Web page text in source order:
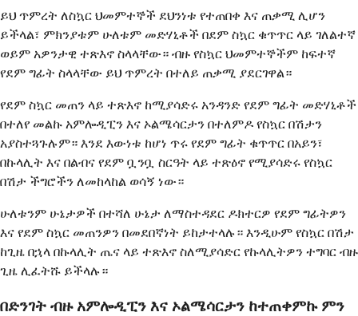
ይህ ጥምረት ለስኳር ህመምተኞች ደህንነቱ የተጠበቀ እና ጠቃሚ ሊሆን
ይችላል፣ ምክንያቱም ሁለቱም መድሃኒቶች በደም ስኳር ቁጥጥር ላይ ገለልተኛ
ወይም አዎንታዊ ተጽእኖ ስላላቸው። ብዙ የስኳር ህመምተኞችም ከፍተኛ
የደም ግፊት ስላላቸው ይህ ጥምረት በተለይ ጠቃሚ ያደርገዋል።
የደም ስኳር መጠን ላይ ተጽእኖ ከሚያሳድሩ አንዳንድ የደም ግፊት መድሃኒቶች
በተለየ መልኩ አምሎዲፒን እና ኦልሜሳርታን በተለምዶ የስኳር በሽታን
አያስተጓጉሉም። እንደ እውነቱ ከሆነ ጥሩ የደም ግፊት ቁጥጥር በአይን፣
በኩላሊት እና በልብና የደም ቧንቧ ስርዓት ላይ ተጽዕኖ የሚያሳድሩ የስኳር
በሽታ ችግሮችን ለመከላከል ወሳኝ ነው።
ሁለቱንም ሁኔታዎች በተሻለ ሁኔታ ለማስተዳደር ዶክተርዎ የደም ግፊትዎን
እና የደም ስኳር መጠንዎን በመደበኛነት ይከታተላሉ። እንዲሁም የስኳር በሽታ
ከጊዜ በኋላ በኩላሊት ጤና ላይ ተጽእኖ ስለሚያሳድር የኩላሊትዎን ተግባር ብዙ
ጊዜ ሊፈትሹ ይችላሉ።
በድንገት ብዙ አምሎዲፒን እና ኦልሜሳርታን ከተጠቀምኩ ምን